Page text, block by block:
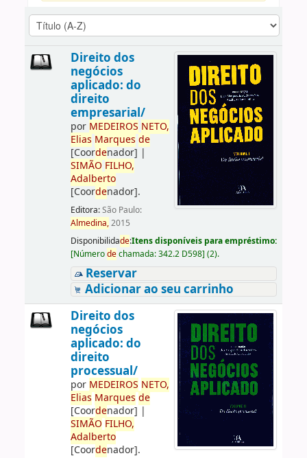
Direito dos
negócios
aplicado: do
direito
empresarial/
por MEDEIROS NETO,
Elias Marques de
[Coordenador] |
SIMÃO FILHO,
Adalberto
[Coordenador].
Editora:São Paulo:
Almedina,2015
Disponibilidade:Itens disponíveis para empréstimo:
[Númerodechamada:342.2 D598] (2).
Reservar
Adicionar ao seu carrinho
Direito dos
negócios
aplicado: do
direito
processual/
por MEDEIROS NETO,
Elias Marques de
[Coordenador] |
SIMÃO FILHO,
Adalberto
[Coordenador].